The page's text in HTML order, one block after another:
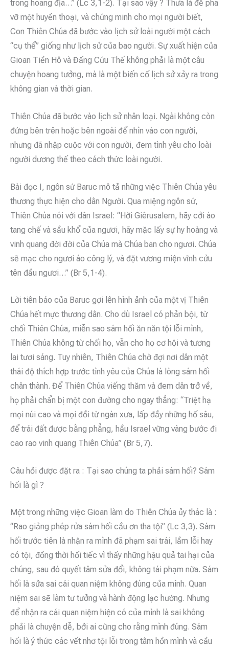
trong hoang địa…” (Lc 3,1-2). Tại sao vậy ? Thưa là để phá
vỡ một huyền thoại, và chứng minh cho mọi người biết,
Con Thiên Chúa đã bước vào lịch sử loài người một cách
“cụ thể” giống như lịch sử của bao người. Sự xuất hiện của
Gioan Tiền Hô và Đấng Cứu Thế không phải là một câu
chuyện hoang tưởng, mà là một biến cố lịch sử xảy ra trong
không gian và thời gian.
Thiên Chúa đã bước vào lịch sử nhân loại. Ngài không còn
đứng bên trên hoặc bên ngoài để nhìn vào con người,
nhưng đã nhập cuộc với con người, đem tình yêu cho loài
người dương thế theo cách thức loài người.
Bài đọc I, ngôn sứ Baruc mô tả những việc Thiên Chúa yêu
thương thực hiện cho dân Người. Qua miệng ngôn sứ,
Thiên Chúa nói với dân Israel: “Hỡi Giêrusalem, hãy cởi áo
tang chế và sầu khổ của ngươi, hãy mặc lấy sự hy hoàng và
vinh quang đời đời của Chúa mà Chúa ban cho ngươi. Chúa
sẽ mạc cho ngươi áo công lý, và đặt vương miện vĩnh cửu
tên đầu ngươi…” (Br 5,1-4).
Lời tiên báo của Baruc gợi lên hình ảnh của một vị Thiên
Chúa hết mực thương dân. Cho dù Israel có phản bội, từ
chối Thiên Chúa, miễn sao sám hối ăn năn tội lỗi mình,
Thiên Chúa không từ chối họ, vẫn cho họ cơ hội và tương
lai tươi sáng. Tuy nhiên, Thiên Chúa chờ đợi nơi dân một
thái độ thích hợp trước tình yêu của Chúa là lòng sám hối
chân thành. Để Thiên Chúa viếng thăm và đem dân trở về,
họ phải chẩn bị một con đường cho ngay thẳng: “Triệt hạ
mọi núi cao và mọi đồi từ ngàn xưa, lấp đầy những hố sâu,
để trái đất được bằng phẳng, hầu Israel vững vàng bước đi
cao rao vinh quang Thiên Chúa” (Br 5,7).
Câu hỏi được đặt ra : Tại sao chúng ta phải sám hối? Sám
hối là gì ?
Một trong những việc Gioan làm do Thiên Chúa ủy thác là :
“Rao giảng phép rửa sám hối cầu ơn tha tội” (Lc 3,3). Sám
hối trước tiên là nhận ra mình đã phạm sai trái, lầm lỗi hay
có tội, đồng thời hối tiếc vì thấy những hậu quả tai hại của
chúng, sau đó quyết tâm sửa đổi, không tái phạm nữa. Sám
hối là sửa sai cái quan niệm không đúng của mình. Quan
niệm sai sẽ làm tư tưởng và hành động lạc hướng. Nhưng
để nhận ra cái quan niệm hiện có của mình là sai không
phải là chuyện dễ, bởi ai cũng cho rằng mình đúng. Sám
hối là ý thức các vết nhơ tội lỗi trong tâm hồn mình và cầu